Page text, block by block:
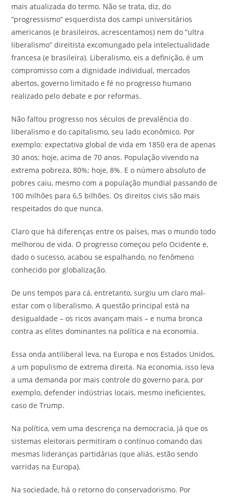
mais atualizada do termo. Não se trata, diz, do
“progressismo” esquerdista dos campi universitários
americanos (e brasileiros, acrescentamos) nem do “ultra
liberalismo” direitista excomungado pela intelectualidade
francesa (e brasileira). Liberalismo, eis a definição, é um
compromisso com a dignidade individual, mercados
abertos, governo limitado e fé no progresso humano
realizado pelo debate e por reformas.
Não faltou progresso nos séculos de prevalência do
liberalismo e do capitalismo, seu lado econômico. Por
exemplo: expectativa global de vida em 1850 era de apenas
30 anos; hoje, acima de 70 anos. População vivendo na
extrema pobreza, 80%; hoje, 8%. E o número absoluto de
pobres caiu, mesmo com a população mundial passando de
100 milhões para 6,5 bilhões. Os direitos civis são mais
respeitados do que nunca.
Claro que há diferenças entre os países, mas o mundo todo
melhorou de vida. O progresso começou pelo Ocidente e,
dado o sucesso, acabou se espalhando, no fenômeno
conhecido por globalização.
De uns tempos para cá, entretanto, surgiu um claro mal-
estar com o liberalismo. A questão principal está na
desigualdade – os ricos avançam mais – e numa bronca
contra as elites dominantes na política e na economia.
Essa onda antiliberal leva, na Europa e nos Estados Unidos,
a um populismo de extrema direita. Na economia, isso leva
a uma demanda por mais controle do governo para, por
exemplo, defender indústrias locais, mesmo ineficientes,
caso de Trump.
Na política, vem uma descrença na democracia, já que os
sistemas eleitorais permitiram o contínuo comando das
mesmas lideranças partidárias (que aliás, estão sendo
varridas na Europa).
Na sociedade, há o retorno do conservadorismo. Por